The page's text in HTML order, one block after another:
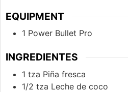
EQUIPMENT
1 Power Bullet Pro
INGREDIENTES
1 tza Piña fresca
1/2 tza Leche de coco